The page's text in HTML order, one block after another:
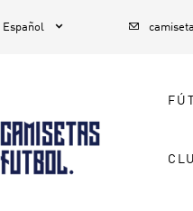
Español  